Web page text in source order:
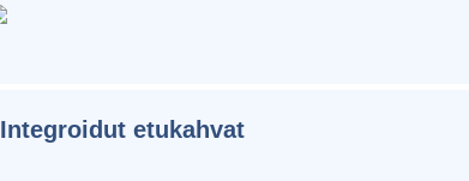
Integroidut etukahvat